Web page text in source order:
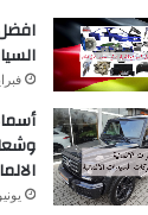
فبراير 8,
يونيو 4,